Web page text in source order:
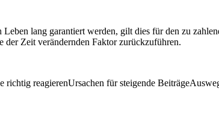
lang garantiert werden, gilt dies für den zu
der Zeit verändernden Faktor zurückzuführen.
reagierenUrsachen für steigende